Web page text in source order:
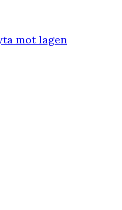
mot lagen